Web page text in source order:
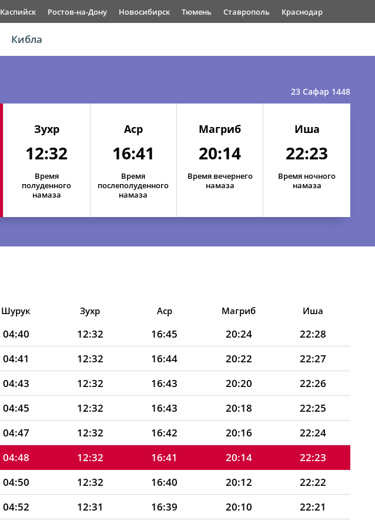
Каспийск Ростов-на-Дону Новосибирск Тюмень Ставрополь Краснодар
Кибла
23 Сафар 1448
Зухр
12:32
Время
полуденного
намаза
Аср
16:41
Время
послеполуденного
намаза
Магриб
20:14
Время вечернего
намаза
Иша
22:23
Время ночного
намаза
Шурук Зухр Аср Магриб Иша
04:40 12:32 16:45 20:24
22:28
04:41 12:32 16:44 20:22
22:27
04:43 12:32 16:43 20:20
22:26
04:45 12:32 16:43 20:18
22:25
04:47 12:32 16:42 20:16
22:24
04:48 12:32 16:41 20:14
22:23
04:50 12:32 16:40 20:12
22:22
04:52 12:31 16:39 20:10
22:21